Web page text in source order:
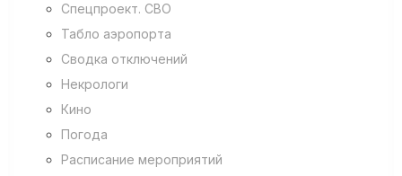
Спецпроект. СВО
Табло аэропорта
Сводка отключений
Некрологи
Кино
Погода
Расписание мероприятий